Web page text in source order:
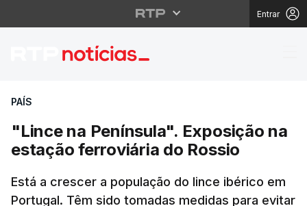
Entrar
"Lince na Península".
PAÍS
"Lince na Península". Exposição na
estação ferroviária do Rossio
Está a crescer a população do lince ibérico em
Portugal. Têm sido tomadas medidas para evitar